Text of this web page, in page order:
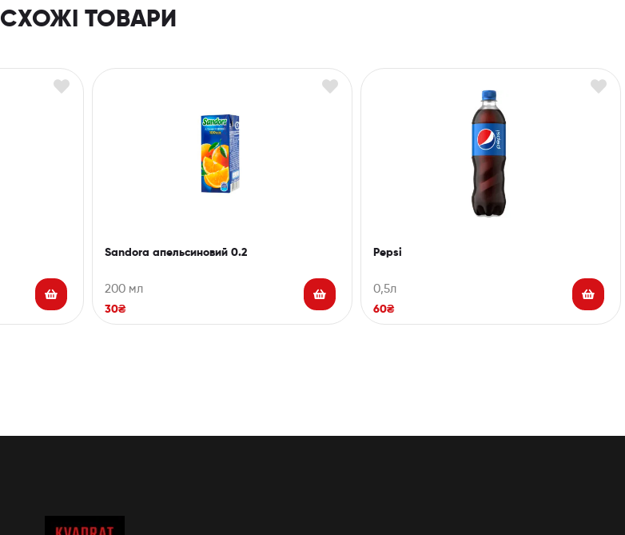
СХОЖІ ТОВАРИ
Sandora апельсиновий 0.2
200 мл
30₴
Pepsi
0,5л
60₴